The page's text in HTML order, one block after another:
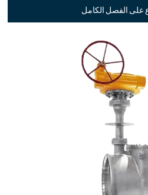
على الفصل الكامل